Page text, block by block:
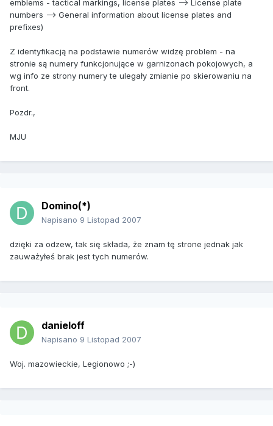
emblems - tactical markings, license plates --> License plate
numbers --> General information about license plates and
prefixes)
Z identyfikacją na podstawie numerów widzę problem - na
stronie są numery funkcjonujące w garnizonach pokojowych, a
wg info ze strony numery te ulegały zmianie po skierowaniu na
front.
Pozdr.,
MJU
Domino(*)
Napisano 9 Listopad 2007
dzięki za odzew, tak się składa, że znam tę strone jednak jak
zauważyłeś brak jest tych numerów.
danieloff
Napisano 9 Listopad 2007
Woj. mazowieckie, Legionowo ;-)